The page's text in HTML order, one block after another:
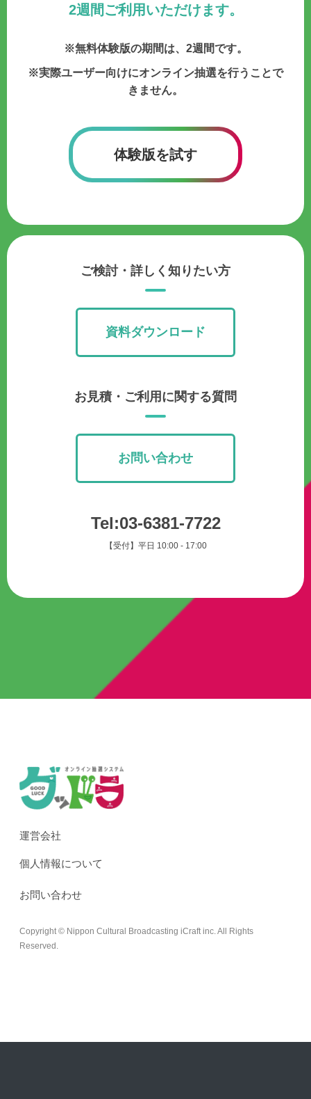
2週間ご利用いただけます。
※無料体験版の期間は、2週間です。
※実際ユーザー向けにオンライン抽選を行うことで
きません。
体験版を試す
ご検討・詳しく知りたい方
資料ダウンロード
お見積・ご利用に関する質問
お問い合わせ
Tel:03-6381-7722
【受付】平日 10:00 - 17:00
運営会社
個人情報について
お問い合わせ
Copyright © Nippon Cultural Broadcasting iCraft inc. All Rights
Reserved.